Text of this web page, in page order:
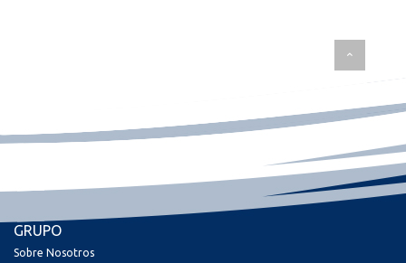
GRUPO
Sobre Nosotros